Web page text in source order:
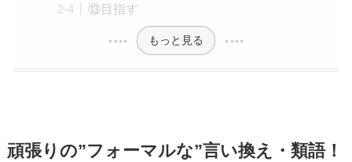
⑬目指す
もっと見る
頑張りの”フォーマルな”言い換え・類語！